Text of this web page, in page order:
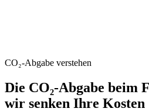
CO₂-Abgabe verstehen
Die CO₂-Abgabe beim
wir senken Ihre Kosten